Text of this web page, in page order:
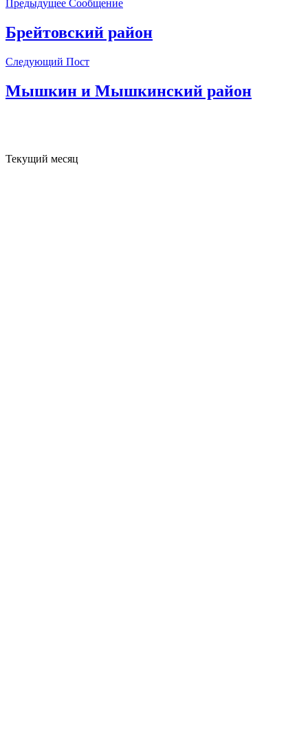
Предыдущее Сообщение
Брейтовский район
Следующий Пост
Мышкин и Мышкинский район
Текущий месяц